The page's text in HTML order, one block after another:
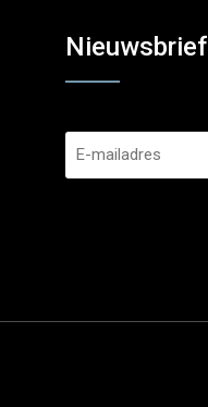
Nieuwsbrief